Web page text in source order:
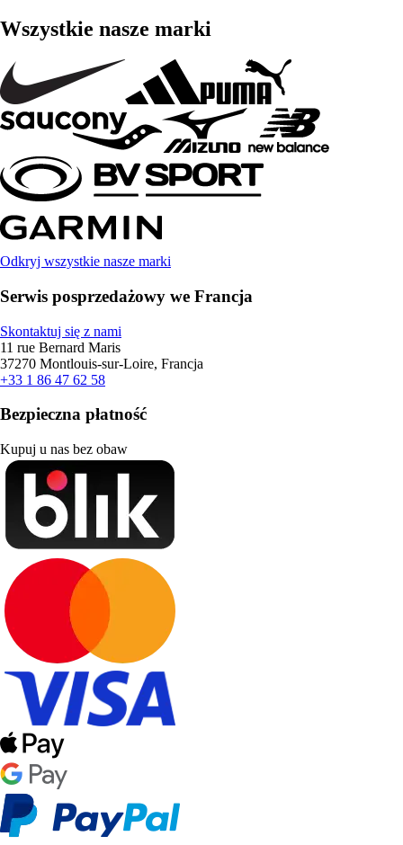
Wszystkie nasze marki
Odkryj wszystkie nasze marki
Serwis posprzedażowy we Francja
Skontaktuj się z nami
11 rue Bernard Maris
37270 Montlouis-sur-Loire, Francja
+33 1 86 47 62 58
Bezpieczna płatność
Kupuj u nas bez obaw